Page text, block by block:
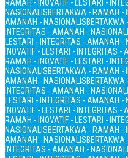
RAMAH - INOVATIF - LESTARI -
NASIONALISBERTAKWA - RAMAH -
AMANAH - NASIONALIS
INTEGRITAS - AMANAH -
LESTARI - INTEGRITAS - AMANAH -
INOVATIF - LESTARI - INTEGRITAS
RAMAH - INOVATIF - LESTARI -
NASIONALISBERTAKWA - RAMAH -
AMANAH - NASIONALIS
INTEGRITAS - AMANAH -
LESTARI - INTEGRITAS - AMANAH -
INOVATIF - LESTARI - INTEGRITAS
RAMAH - INOVATIF - LESTARI -
NASIONALISBERTAKWA - RAMAH -
AMANAH - NASIONALIS
INTEGRITAS - AMANAH -